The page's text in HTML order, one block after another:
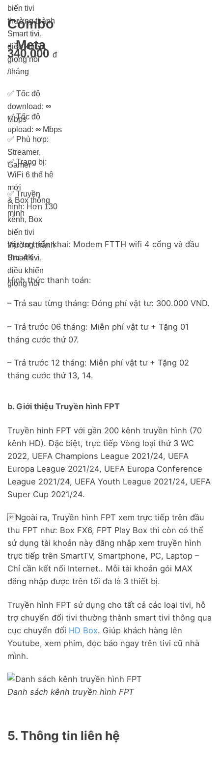
biến tivi
thường thành
Smart tivi,
điều khiển
giọng nói
Combo
- Meta
340.000 đ
/tháng
✅ Tốc độ
download: ∞
Mbps
✅Tốc độ
upload: ∞ Mbps
✅ Phù hợp:
Streamer,
Gamer
✅Trang bị:
WiFi 6 thế hệ
mới
& Box thông
minh
✅ Truyền
hình: Hơn 130
kênh, Box
biến tivi
thường thành
Smart tivi,
điều khiển
giọng nói
Vật tư triển khai: Modem FTTH wifi 4 cổng và đầu
thu 4K
Hình thức thanh toán:
– Trả sau từng tháng: Đóng phí vật tư: 300.000 VND.
– Trả trước 06 tháng: Miễn phí vật tư + Tặng 01
tháng cước thứ 07.
– Trả trước 12 tháng: Miễn phí vật tư + Tặng 02
tháng cước thứ 13, 14.
b. Giới thiệu Truyền hình FPT
Truyền hình FPT với gần 200 kênh truyền hình (70
kênh HD). Đặc biệt, trực tiếp Vòng loại thứ 3 WC
2022, UEFA Champions League 2021/24, UEFA
Europa League 2021/24, UEFA Europa Conference
League 2021/24, UEFA Youth League 2021/24, UEFA
Super Cup 2021/24.
Ngoài ra, Truyền hình FPT xem trực tiếp trên đầu
thu FPT như: Box FX6, FPT Play Box thì còn có thể
sử dụng tài khoản này đăng nhập xem truyền hình
trực tiếp trên SmartTV, Smartphone, PC, Laptop –
Chỉ cần kết nối Internet.. Mỗi tài khoản gói MAX
đăng nhập được trên tối đa là 3 thiết bị.
Truyền hình FPT sử dụng cho tất cả các loại tivi, hỗ
trợ chuyển đổi tivi thường thành smart tivi thông qua
cục chuyển đổi HD Box. Giúp khách hàng lên
Youtube, xem phim, đọc báo ngay trên tivi cũ nhà
mình.
Danh sách kênh truyền hình FPT
5. Thông tin liên hệ